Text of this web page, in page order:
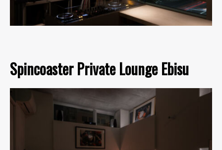
Spincoaster Private Lounge Ebisu